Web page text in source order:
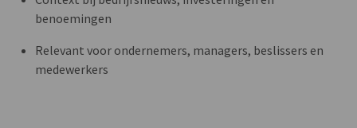
benoemingen
Relevant voor ondernemers, managers, beslissers en
medewerkers